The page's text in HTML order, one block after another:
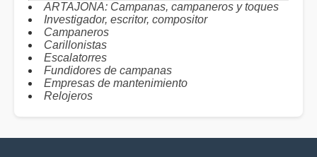
ARTAJONA: Campanas, campaneros y toques
Investigador, escritor, compositor
Campaneros
Carillonistas
Escalatorres
Fundidores de campanas
Empresas de mantenimiento
Relojeros